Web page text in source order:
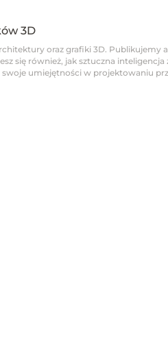
3D
oraz grafiki 3D. Publikujemy
się również, jak sztuczna
umiejętności w projektowaniu